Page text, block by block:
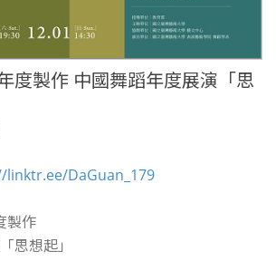
度製作 中國舞蹈年度展演「思
DaGuan_179
製作
思想起」